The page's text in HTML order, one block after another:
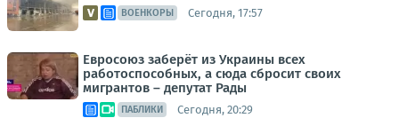
ВОЕНКОРЫ Сегодня, 17:57
Евросоюз заберёт из Украины всех
работоспособных, а сюда сбросит своих
мигрантов – депутат Рады
ПАБЛИКИ Сегодня, 20:29